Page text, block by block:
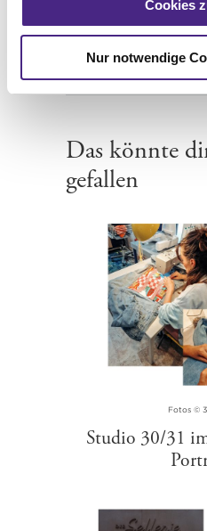
Cookies
Nur notwendige
Das könnte
gefallen
Fotos ©
Studio 30/31